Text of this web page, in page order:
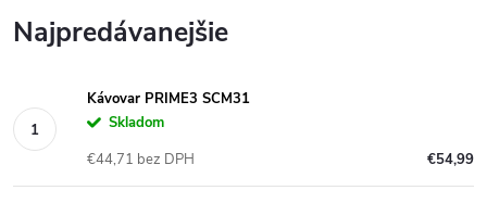
Najpredávanejšie
Kávovar PRIME3 SCM31
Skladom
€54,99
€44,71 bez DPH